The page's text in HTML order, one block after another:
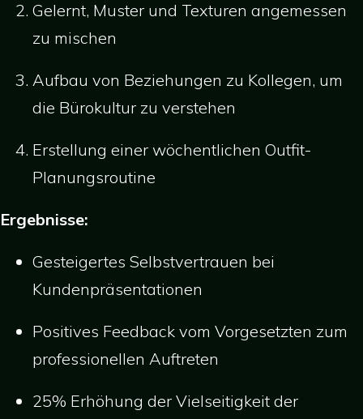
Gelernt, Muster und Texturen angemessen
zu mischen
Aufbau von Beziehungen zu Kollegen, um
die Bürokultur zu verstehen
Erstellung einer wöchentlichen Outfit-
Planungsroutine
Ergebnisse:
Gesteigertes Selbstvertrauen bei
Kundenpräsentationen
Positives Feedback vom Vorgesetzten zum
professionellen Auftreten
25% Erhöhung der Vielseitigkeit der